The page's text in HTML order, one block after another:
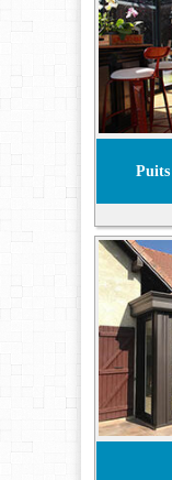
Puits